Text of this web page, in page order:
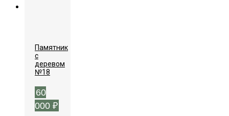
Памятник
с
деревом
№18
60
000 ₽